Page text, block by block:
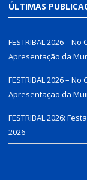
ÚLTIMAS
FESTRIBAL 2026 –
Apresentação da
FESTRIBAL 2026 –
Apresentação da
FESTRIBAL 2026:
2026